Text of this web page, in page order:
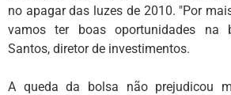
no apagar das luzes de 2010. "Por
vamos ter boas oportunidades na
Santos, diretor de investimentos.
A queda da bolsa não prejudicou